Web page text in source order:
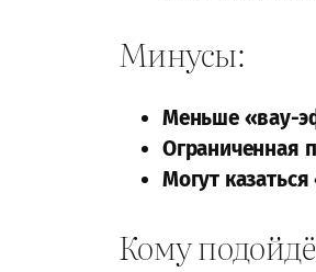
Минусы:
Меньше «вау-
Ограниченная
Могут
Кому